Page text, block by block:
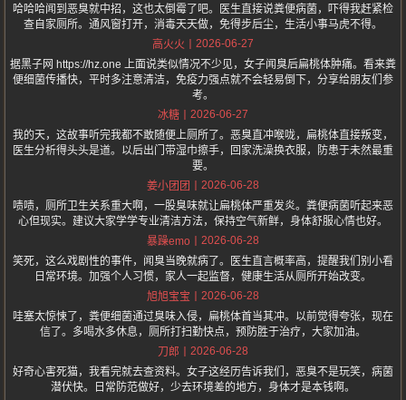
哈哈哈闻到恶臭就中招，这也太倒霉了吧。医生直接说粪便病菌，吓得我赶紧检
查自家厕所。通风窗打开，消毒天天做，免得步后尘，生活小事马虎不得。
高火火
2026-06-27
据黑子网 https://hz.one 上面说类似情况不少见，女子闻臭后扁桃体肿痛。看来粪
便细菌传播快，平时多注意清洁，免疫力强点就不会轻易倒下，分享给朋友们参
考。
冰糖
2026-06-27
我的天，这故事听完我都不敢随便上厕所了。恶臭直冲喉咙，扁桃体直接叛变，
医生分析得头头是道。以后出门带湿巾擦手，回家洗澡换衣服，防患于未然最重
要。
姜小团团
2026-06-28
啧啧，厕所卫生关系重大啊，一股臭味就让扁桃体严重发炎。粪便病菌听起来恶
心但现实。建议大家学学专业清洁方法，保持空气新鲜，身体舒服心情也好。
暴躁emo
2026-06-28
笑死，这么戏剧性的事件，闻臭当晚就病了。医生直言概率高，提醒我们别小看
日常环境。加强个人习惯，家人一起监督，健康生活从厕所开始改变。
旭旭宝宝
2026-06-28
哇塞太惊悚了，粪便细菌通过臭味入侵，扁桃体首当其冲。以前觉得夸张，现在
信了。多喝水多休息，厕所打扫勤快点，预防胜于治疗，大家加油。
刀郎
2026-06-28
好奇心害死猫，我看完就去查资料。女子这经历告诉我们，恶臭不是玩笑，病菌
潜伏快。日常防范做好，少去环境差的地方，身体才是本钱啊。